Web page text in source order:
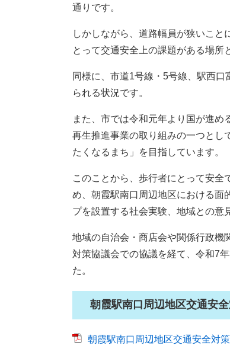
通りです。
しかしながら、道路幅員が狭いこと
とって交通安全上の課題がある場所
同様に、市道1号線・5号線、駅西
られる状況です。
また、市では令和元年より国が進
再生推進事業の取り組みの一つとし
たくなるまち」を目指しています。
このことから、歩行者にとって安全
め、朝霞駅南口周辺地区における面
プを設置する社会実験、地域との意
地域の自治会・商店会や関係行政機
対策協議会での協議を経て、令和7
た。
朝霞駅南口周辺地区交通安
朝霞駅南口周辺地区交通安全対